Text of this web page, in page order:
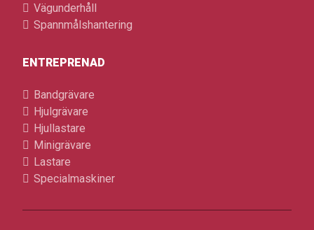
Vägunderhåll
Spannmålshantering
ENTREPRENAD
Bandgrävare
Hjulgrävare
Hjullastare
Minigrävare
Lastare
Specialmaskiner